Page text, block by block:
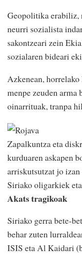
Geopolitika erabiliz,
neurri sozialista
sakontzeari zein
sozialaren bideari
Azkenean,
menpe zeuden arma
oinarrituak, tranpa
Zapalkuntza eta
kurduaren askapen
arriskutsutzat jo
Siriako oligarkiek
Akats tragikoak
Siriako gerra bete-
behar zuten
ISIS eta Al Kaidari